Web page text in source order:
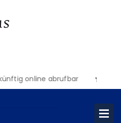
online abrufbar